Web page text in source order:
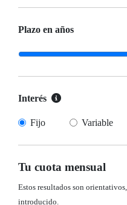
Plazo en años
Interés
Fijo Variable
Tu cuota mensual
Estos resultados son
introducido.